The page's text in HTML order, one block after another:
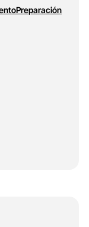
Preparación